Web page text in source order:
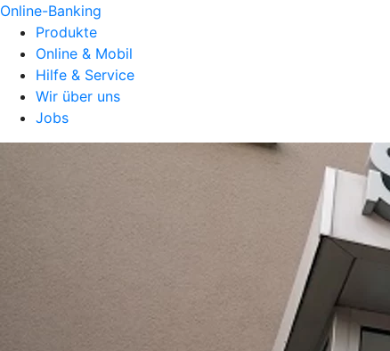
Online-Banking
Produkte
Online & Mobil
Hilfe & Service
Wir über uns
Jobs